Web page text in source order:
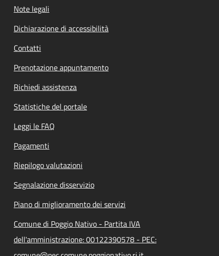
Note legali
Dichiarazione di accessibilità
Contatti
Prenotazione appuntamento
Richiedi assistenza
Statistiche del portale
Leggi le FAQ
Pagamenti
Riepilogo valutazioni
Segnalazione disservizio
Piano di miglioramento dei servizi
Comune di Poggio Nativo - Partita IVA
dell'amministrazione: 00122390578 - PEC: